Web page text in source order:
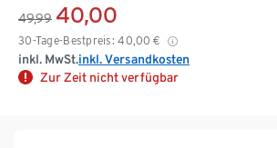
49,99 40,00
30-Tage-Bestpreis: 40,00 €
inkl. MwSt.inkl. Versandkosten
Zur Zeit nicht verfügbar